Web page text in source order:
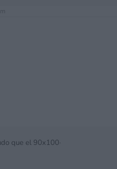
que el 90x100·